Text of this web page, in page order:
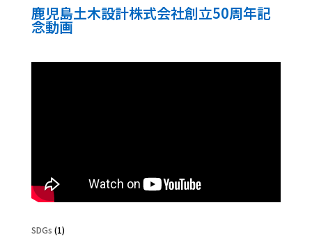
鹿児島土木設計株式会社創立50周年記
念動画
SDGs (1)